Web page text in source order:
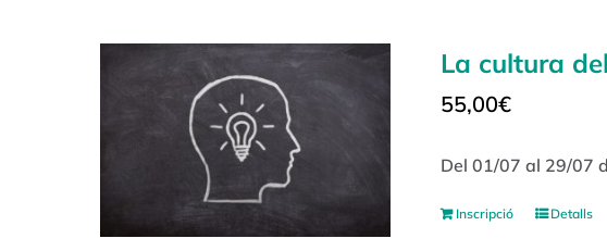
La cultura
55,00€
Del 01/07 al 29/07
Inscripció Detalls